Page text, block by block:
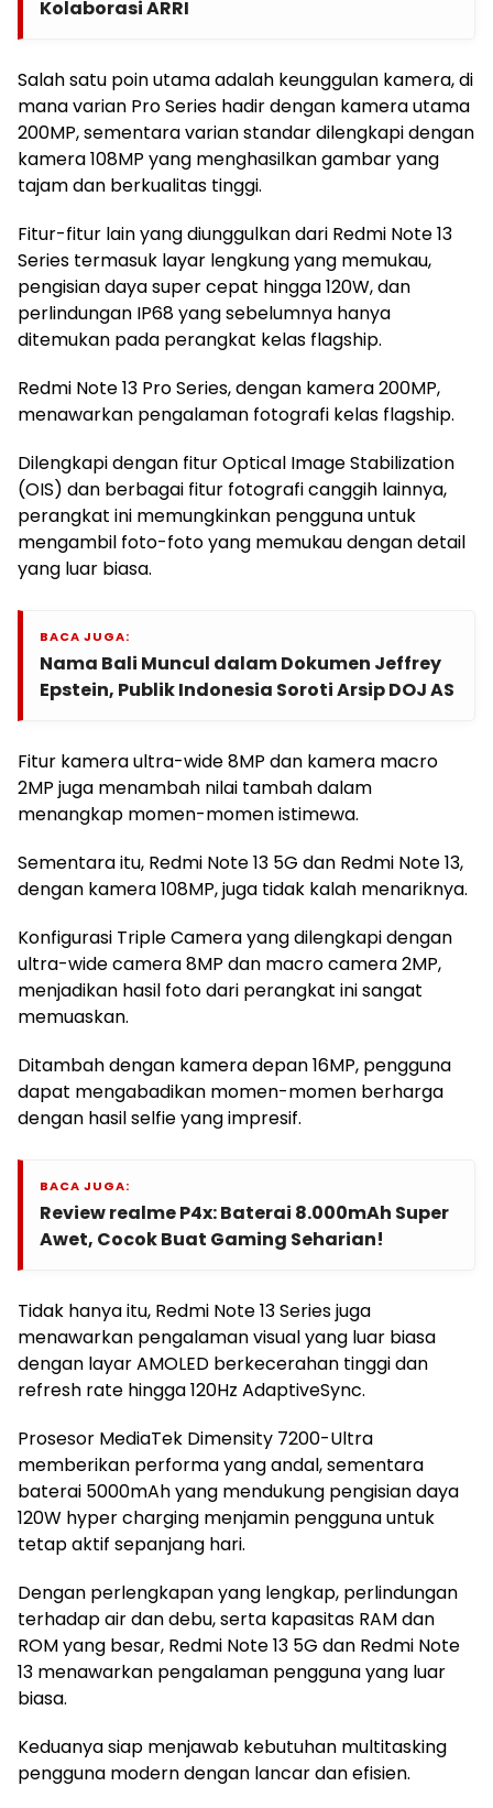
Kolaborasi ARRI
Salah satu poin utama adalah keunggulan kamera, di
mana varian Pro Series hadir dengan kamera utama
200MP, sementara varian standar dilengkapi dengan
kamera 108MP yang menghasilkan gambar yang
tajam dan berkualitas tinggi.
Fitur-fitur lain yang diunggulkan dari Redmi Note 13
Series termasuk layar lengkung yang memukau,
pengisian daya super cepat hingga 120W, dan
perlindungan IP68 yang sebelumnya hanya
ditemukan pada perangkat kelas flagship.
Redmi Note 13 Pro Series, dengan kamera 200MP,
menawarkan pengalaman fotografi kelas flagship.
Dilengkapi dengan fitur Optical Image Stabilization
(OIS) dan berbagai fitur fotografi canggih lainnya,
perangkat ini memungkinkan pengguna untuk
mengambil foto-foto yang memukau dengan detail
yang luar biasa.
BACA JUGA:
Nama Bali Muncul dalam Dokumen Jeffrey
Epstein, Publik Indonesia Soroti Arsip DOJ AS
Fitur kamera ultra-wide 8MP dan kamera macro
2MP juga menambah nilai tambah dalam
menangkap momen-momen istimewa.
Sementara itu, Redmi Note 13 5G dan Redmi Note 13,
dengan kamera 108MP, juga tidak kalah menariknya.
Konfigurasi Triple Camera yang dilengkapi dengan
ultra-wide camera 8MP dan macro camera 2MP,
menjadikan hasil foto dari perangkat ini sangat
memuaskan.
Ditambah dengan kamera depan 16MP, pengguna
dapat mengabadikan momen-momen berharga
dengan hasil selfie yang impresif.
BACA JUGA:
Review realme P4x: Baterai 8.000mAh Super
Awet, Cocok Buat Gaming Seharian!
Tidak hanya itu, Redmi Note 13 Series juga
menawarkan pengalaman visual yang luar biasa
dengan layar AMOLED berkecerahan tinggi dan
refresh rate hingga 120Hz AdaptiveSync.
Prosesor MediaTek Dimensity 7200-Ultra
memberikan performa yang andal, sementara
baterai 5000mAh yang mendukung pengisian daya
120W hyper charging menjamin pengguna untuk
tetap aktif sepanjang hari.
Dengan perlengkapan yang lengkap, perlindungan
terhadap air dan debu, serta kapasitas RAM dan
ROM yang besar, Redmi Note 13 5G dan Redmi Note
13 menawarkan pengalaman pengguna yang luar
biasa.
Keduanya siap menjawab kebutuhan multitasking
pengguna modern dengan lancar dan efisien.